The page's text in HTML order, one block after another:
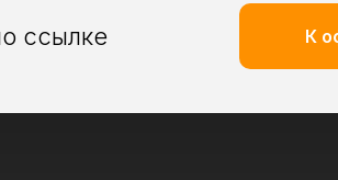
ссылке К